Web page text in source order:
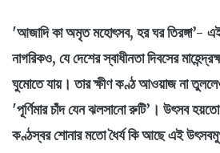
'আজাদি কা অমৃত মহোৎসব, হর ঘর তিরঙ্গা’-
নাগরিকও, যে দেশের স্বাধীনতা দিবসের
ঘুমোতে যায়। তার ক্ষীণ কণ্ঠ আওয়াজ না
'পূর্ণিমার চাঁদ যেন ঝলসানো রুটি’। উৎসব
কণ্ঠস্বর শোনার মতো ধৈর্য কি আছে এই